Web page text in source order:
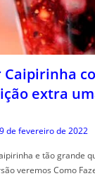
Caipirinha
extra
de fevereiro de 2022
e tão grande
veremos Como